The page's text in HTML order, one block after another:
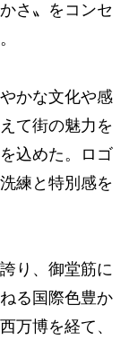
さ〟をコンセ
かな文化や感
て街の魅力を
込めた。ロゴ
練と特別感を
り、御堂筋に
る国際色豊か
万博を経て、